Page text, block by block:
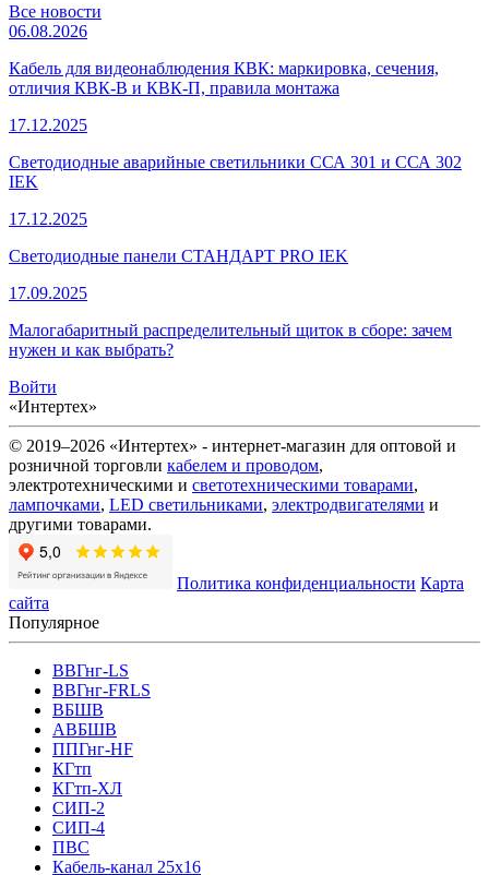
Все новости
06.08.2026
Кабель для видеонаблюдения КВК: маркировка, сечения,
отличия КВК-В и КВК-П, правила монтажа
17.12.2025
Светодиодные аварийные светильники ССА 301 и ССА 302
IEK
17.12.2025
Светодиодные панели СТАНДАРТ PRO IEK
17.09.2025
Малогабаритный распределительный щиток в сборе: зачем
нужен и как выбрать?
Войти
«Интертех»
© 2019–2026 «Интертех» - интернет-магазин для оптовой и
розничной торговли кабелем и проводом,
электротехническими и светотехническими товарами,
лампочками, LED светильниками, электродвигателями и
другими товарами.
Политика конфиденциальности Карта
сайта
Популярное
ВВГнг-LS
ВВГнг-FRLS
ВБШВ
АВБШВ
ППГнг-HF
КГтп
КГтп-ХЛ
СИП-2
СИП-4
ПВС
Кабель-канал 25х16